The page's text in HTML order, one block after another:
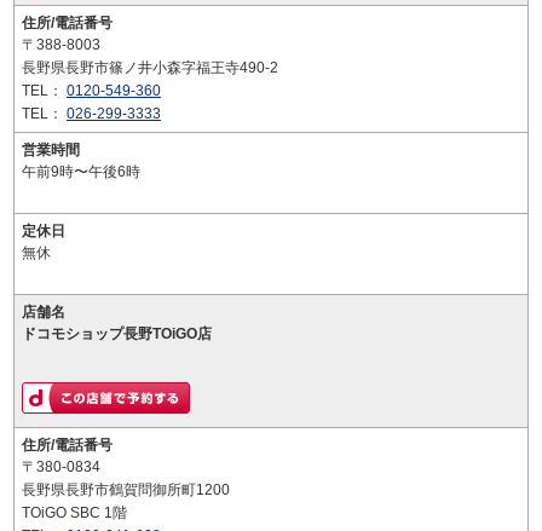
住所/電話番号
〒388-8003
長野県長野市篠ノ井小森字福王寺490-2
TEL： 0120-549-360
TEL： 026-299-3333
営業時間
午前9時〜午後6時
定休日
無休
店舗名
ドコモショップ長野TOiGO店
住所/電話番号
〒380-0834
長野県長野市鶴賀問御所町1200
TOiGO SBC 1階